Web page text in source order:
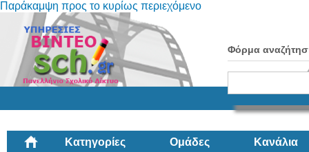
Παράκαμψη προς το κυρίως περιεχόμενο
Φόρμα
Κατηγορίες Ομάδες Κανάλια